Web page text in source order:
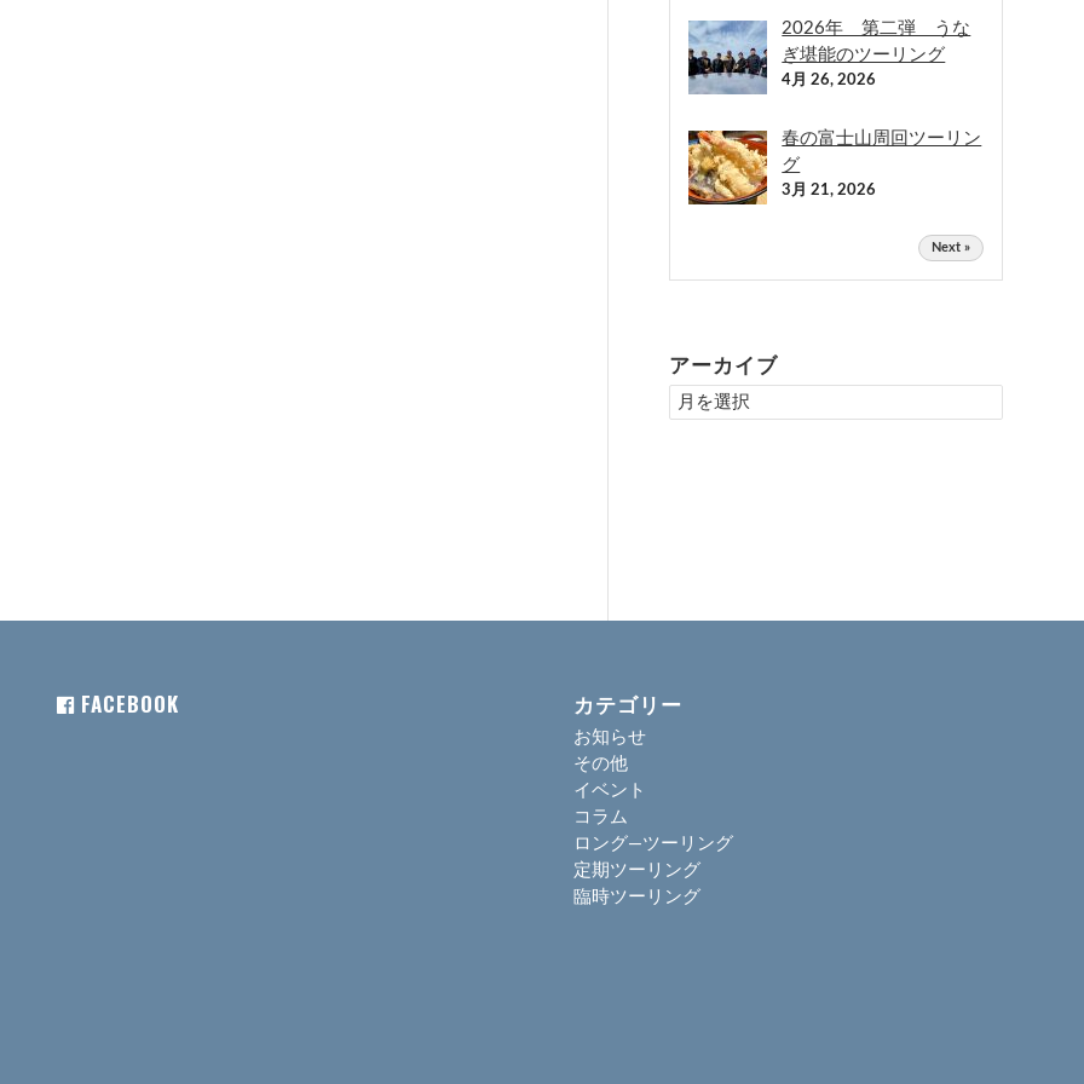
2026年 第二弾 うな
ぎ堪能のツーリング
4月 26, 2026
春の富士山周回ツーリン
グ
3月 21, 2026
Next »
アーカイブ
FACEBOOK カテゴリー
お知らせ
その他
イベント
コラム
ロング―ツーリング
定期ツーリング
臨時ツーリング